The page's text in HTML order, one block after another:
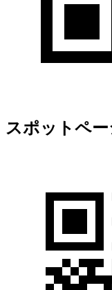
スポットペー